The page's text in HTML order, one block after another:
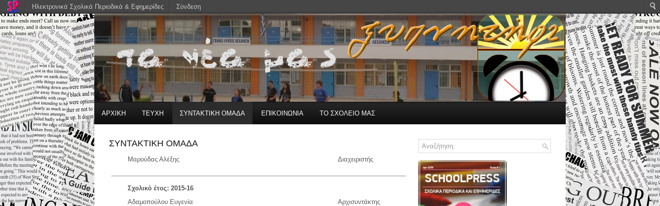
ΑΡΧΙΚΗ ΤΕΥΧΗ ΣΥΝΤΑΚΤΙΚΗ ΟΜΑΔΑ ΕΠΙΚΟΙΝΩΝΙΑ ΤΟ ΣΧΟΛΕΙΟ ΜΑΣ
ΣΥΝΤΑΚΤΙΚΗ ΟΜΑΔΑ
Μαρούδας Αλέξης Διαχειριστής
Σχολικό έτος: 2015-16
Αδαμοπούλου Ευγενία
Αρχισυντάκτης
Ηλεκτρονικά Σχολικά Περιοδικά & Εφημερίδες Σύνδεση